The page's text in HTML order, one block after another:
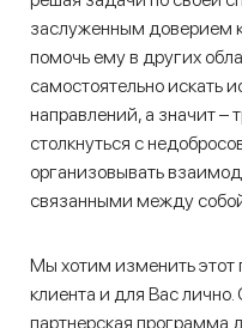
заслуженным доверием
помочь ему в других
самостоятельно искать
направлений, а значит –
столкнуться с
организовывать
связанными между
Мы хотим изменить этот
клиента и для Вас
партнерская программа